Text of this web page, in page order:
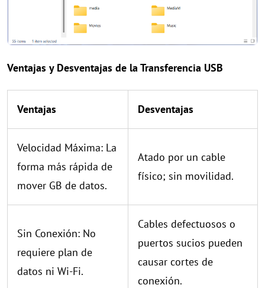
Ventajas y Desventajas de la Transferencia USB
Ventajas Desventajas
Velocidad Máxima: La
forma más rápida de
mover GB de datos.
Atado por un cable
físico; sin movilidad.
Sin Conexión: No
requiere plan de
datos ni Wi-Fi.
Cables defectuosos o
puertos sucios pueden
causar cortes de
conexión.